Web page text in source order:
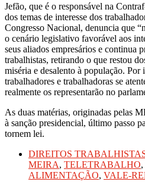
Jefão, que é o responsável na
dos temas de interesse dos
Congresso Nacional, denuncia que
o cenário legislativo favorável aos
seus aliados empresários e continua
trabalhistas, retirando o que restou
miséria e desalento à população. Por
trabalhadores e trabalhadoras se
realmente os representarão no
As duas matérias, originadas pelas
à sanção presidencial, último passo
tornem lei.
DIREITOS
MEIRA, TELETRABALHO,
ALIMENTAÇÃO, VALE-